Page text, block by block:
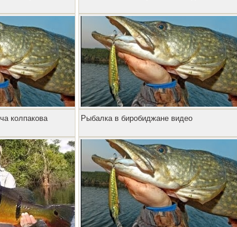
колпакова Рыбалка в биробиджане видео